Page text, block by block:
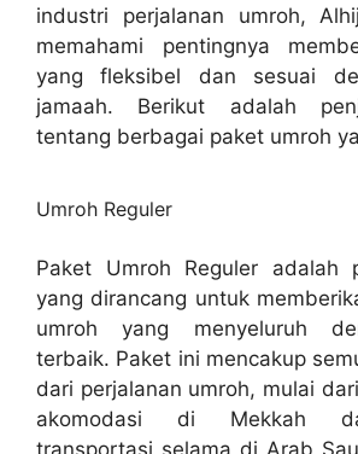
industri perjalanan umroh,
memahami pentingnya
yang fleksibel dan sesuai
jamaah. Berikut adalah
tentang berbagai paket umroh
Umroh Reguler
Paket Umroh Reguler adalah
yang dirancang untuk
umroh yang menyeluruh
terbaik. Paket ini mencakup
dari perjalanan umroh, mulai
akomodasi di Mekkah
transportasi selama di Arab